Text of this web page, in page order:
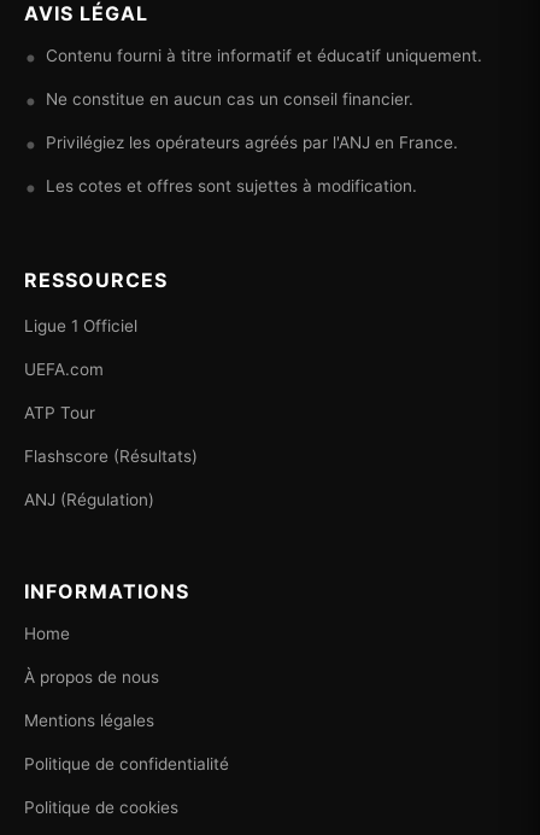
AVIS LÉGAL
Contenu fourni à titre informatif et éducatif uniquement.
Ne constitue en aucun cas un conseil financier.
Privilégiez les opérateurs agréés par l'ANJ en France.
Les cotes et offres sont sujettes à modification.
RESSOURCES
Ligue 1 Officiel
UEFA.com
ATP Tour
Flashscore (Résultats)
ANJ (Régulation)
INFORMATIONS
Home
À propos de nous
Mentions légales
Politique de confidentialité
Politique de cookies